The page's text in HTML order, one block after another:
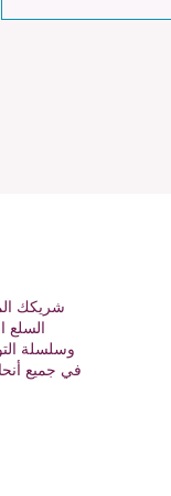
شريكك
السلع
وسلسلة
في جميع